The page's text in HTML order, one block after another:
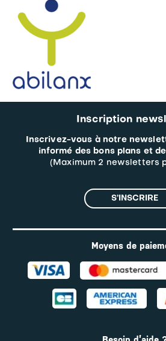
Inscription
Inscrivez-vous à notre
informé des bons plans et
(Maximum 2 newsletters
S’INSCRIRE
Moyens de